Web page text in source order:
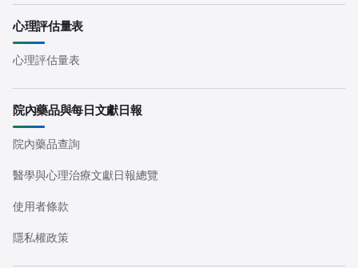
心理評估量表
心理評估量表
院內藥品與每日文獻日報
院內藥品查詢
醫學與心理治療文獻日報總覽
使用者條款
隱私權政策